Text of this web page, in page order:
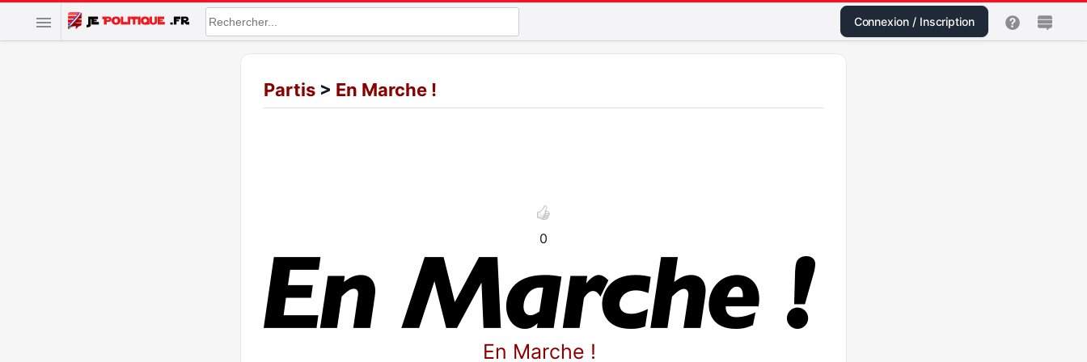
Connexion / Inscription
Partis > En Marche !
0
En Marche !